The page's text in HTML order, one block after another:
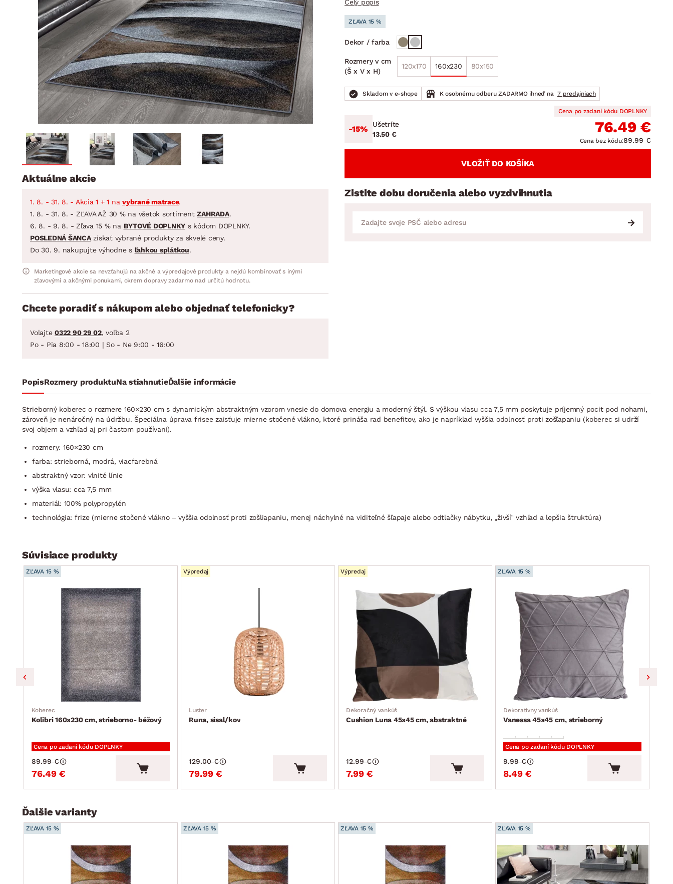
Detská izba
Predsieň, šatník a chodba
Kuchyňa
Kúpeľňa
Záhrada
Domácnosť
BYTOVÝ TEXTIL
Prikrývky
Vankúše
Koberce
Závesy a žalúzie
Zobrazit vše
STOLOVANIE A VARENIE
Jedálenský servis
Príbory
Hrnce
Panvice
Zobrazit vše
DOMÁCE SPOTREBIČE
VEĽKÁ NOC
Kúpeľňové zostavy
Jedálenské zostavy
Záhradné zostavy
Celý popis
ZĽAVA 15 %
Dekor / farba
Rozmery v cm
(Š x V x H)
120x170 160x230 80x150
Skladom v e-shope K osobnému odberu ZADARMO ihneď na 7 predajniach
-15%
Ušetríte
13.50 €
Cena po zadaní kódu DOPLNKY
76.49 €
Cena bez kódu:89.99 €
VLOŽIŤ DO KOŠÍKA
Zistite dobu doručenia alebo vyzdvihnutia
Aktuálne akcie
1. 8. - 31. 8. - Akcia 1 + 1 na vybrané matrace.
1. 8. - 31. 8. - ZĽAVA AŽ 30 % na všetok sortimentZAHRADA.
6. 8. - 9. 8. - Zľava 15 % na BYTOVÉ DOPLNKY s kódom DOPLNKY.
POSLEDNÁ ŠANCAzískať vybrané produkty za skvelé ceny.
Do 30. 9. nakupujte výhodne s ľahkou splátkou.
Marketingové akcie sa nevzťahujú na akčné a výpredajové produkty a nejdú kombinovať s inými
zľavovými a akčnými ponukami, okrem dopravy zadarmo nad určitú hodnotu.
Chcete poradiť s nákupom alebo objednať telefonicky?
Volajte 0322 90 29 02, voľba 2
Po - Pia 8:00 - 18:00 | So - Ne 9:00 - 16:00
PopisRozmery produktuNa stiahnutieĎalšie informácie
Strieborný koberec o rozmere 160×230 cm s dynamickým abstraktným vzorom vnesie do domova energiu a moderný štýl. S výškou vlasu cca 7,5 mm poskytuje príjemný pocit pod nohami,
zároveň je nenáročný na údržbu. Špeciálna úprava frisee zaisťuje mierne stočené vlákno, ktoré prináša rad benefitov, ako je napríklad vyššia odolnosť proti zošľapaniu (koberec si udrží
svoj objem a vzhľad aj pri častom používaní).
rozmery: 160×230 cm
farba: strieborná, modrá, viacfarebná
abstraktný vzor: vlnité línie
výška vlasu: cca 7,5 mm
materiál: 100% polypropylén
technológia: frize (mierne stočené vlákno – vyššia odolnosť proti zošliapaniu, menej náchylné na viditeľné šľapaje alebo odtlačky nábytku, „živší“ vzhľad a lepšia štruktúra)
Súvisiace produkty
ZĽAVA 15 %
Koberec
Kolibri 160x230 cm, strieborno- béžový
Cena po zadaní kódu DOPLNKY
76.49 €
89.99 €
Výpredaj
Luster
Runa, sisal/kov
79.99 €
129.00 €
Výpredaj
Dekoračný vankúš
Cushion Luna 45x45 cm, abstraktné
7.99 €
12.99 €
ZĽAVA 15 %
Dekoratívny vankúš
Vanessa 45x45 cm, strieborný
Cena po zadaní kódu DOPLNKY
8.49 €
9.99 €
Ďalšie varianty
ZĽAVA 15 % ZĽAVA 15 % ZĽAVA 15 % ZĽAVA 15 %